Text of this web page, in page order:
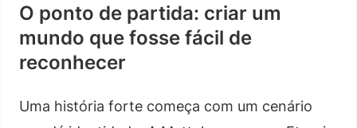
O ponto de partida: criar um
mundo que fosse fácil de
reconhecer
Uma história forte começa com um cenário